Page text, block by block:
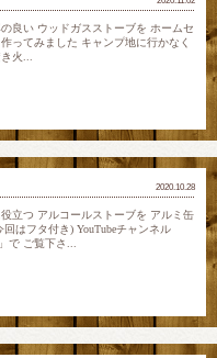
良い ウッドガスストーブを ホームセ
ってみました キャンプ地に行かなく
火...
2020.10.28
立つ アルコールストーブを アルミ缶
はフタ付き) YouTubeチャンネル
で ご覧下さ...